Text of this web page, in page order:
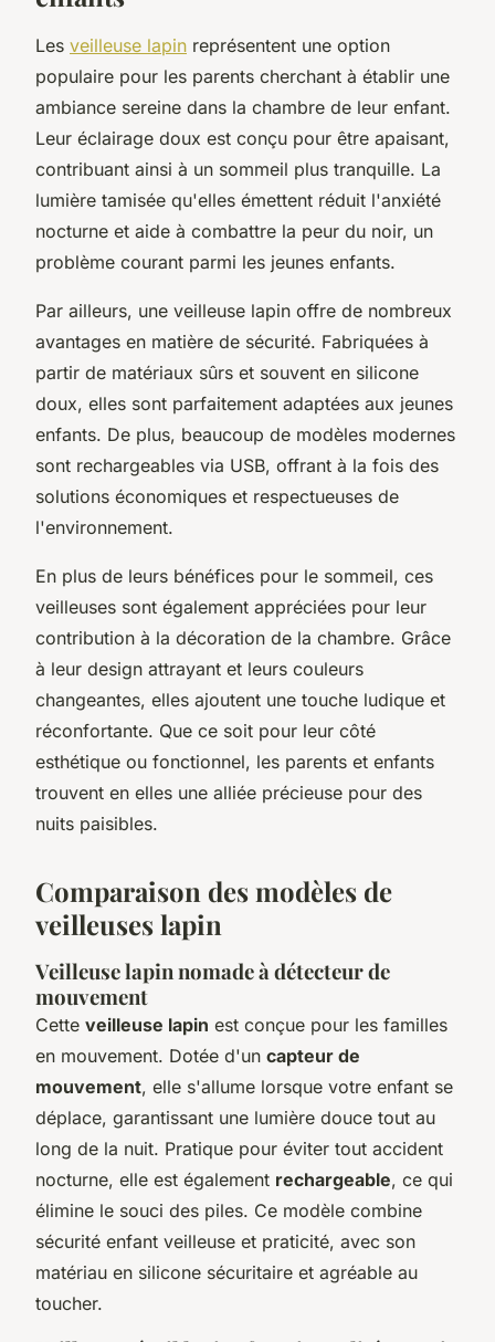
Les veilleuse lapin représentent une option
populaire pour les parents cherchant à établir une
ambiance sereine dans la chambre de leur enfant.
Leur éclairage doux est conçu pour être apaisant,
contribuant ainsi à un sommeil plus tranquille. La
lumière tamisée qu'elles émettent réduit l'anxiété
nocturne et aide à combattre la peur du noir, un
problème courant parmi les jeunes enfants.
Par ailleurs, une veilleuse lapin offre de nombreux
avantages en matière de sécurité. Fabriquées à
partir de matériaux sûrs et souvent en silicone
doux, elles sont parfaitement adaptées aux jeunes
enfants. De plus, beaucoup de modèles modernes
sont rechargeables via USB, offrant à la fois des
solutions économiques et respectueuses de
l'environnement.
En plus de leurs bénéfices pour le sommeil, ces
veilleuses sont également appréciées pour leur
contribution à la décoration de la chambre. Grâce
à leur design attrayant et leurs couleurs
changeantes, elles ajoutent une touche ludique et
réconfortante. Que ce soit pour leur côté
esthétique ou fonctionnel, les parents et enfants
trouvent en elles une alliée précieuse pour des
nuits paisibles.
Comparaison des modèles de
veilleuses lapin
Veilleuse lapin nomade à détecteur de
mouvement
Cette veilleuse lapin est conçue pour les familles
en mouvement. Dotée d'un capteur de
mouvement, elle s'allume lorsque votre enfant se
déplace, garantissant une lumière douce tout au
long de la nuit. Pratique pour éviter tout accident
nocturne, elle est également rechargeable, ce qui
élimine le souci des piles. Ce modèle combine
sécurité enfant veilleuse et praticité, avec son
matériau en silicone sécuritaire et agréable au
toucher.